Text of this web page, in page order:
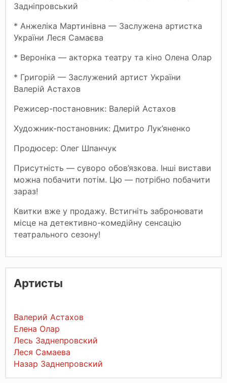
Задніпровський
* Анжеліка Мартинівна — Заслужена артистка
України Леся Самаєва
* Вероніка — акторка театру та кіно Олена Олар
* Григорій — Заслужений артист України
Валерій Астахов
Режисер-постановник: Валерій Астахов
Художник-постановник: Дмитро Лук’яненко
Продюсер: Олег Шпанчук
Присутність — суворо обов’язкова. Інші вистави
можна побачити потім. Цю — потрібно побачити
зараз!
Квитки вже у продажу. Встигніть забронювати
місце на детективно-комедійну сенсацію
театрального сезону!
Артисты
Валерий Астахов
Елена Олар
Лесь Заднепровский
Леся Самаева
Назар Заднепровский